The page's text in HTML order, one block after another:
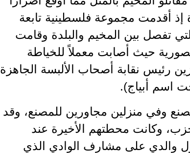
إذ أقدمت مجموعة فلسطينية تابعة
تفصل بين المخيم والبلدة وقامت
حيث أصابت معملاً للخياطة
رئيس نقابة أصحاب الألبسة الجاهزة
اسم أبياج).
وفي منزلين مجاورين للمصنع، وقد
وكانت محطتهم الأخيرة عند
والدي على مشارف الوادي الذي